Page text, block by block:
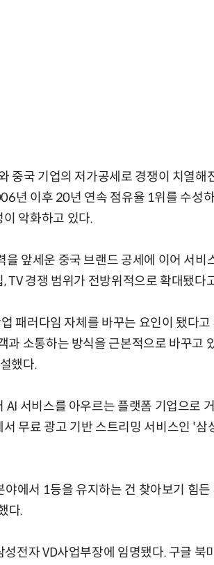
중국 기업의 저가공세로 경쟁이 치열
년 이후 20년 연속 점유율 1위를 수성
악화하고 있다.
을 앞세운 중국 브랜드 공세에 이어 서
TV 경쟁 범위가 전방위적으로 확대됐다
패러다임 자체를 바꾸는 요인이 됐다
과 소통하는 방식을 근본적으로 바꾸고
했다.
AI 서비스를 아우르는 플랫폼 기업으로
무료 광고 기반 스트리밍 서비스인 '
야에서 1등을 유지하는 건 찾아보기 힘
다.
전자 VD사업부장에 임명됐다. 구글 북